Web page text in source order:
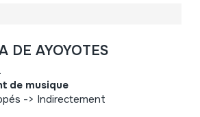
DE AYOYOTES
de musique
-> Indirectement